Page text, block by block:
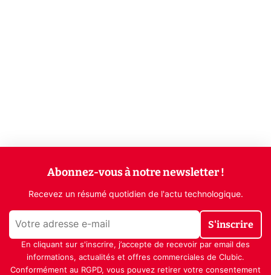
Abonnez-vous à notre newsletter !
Recevez un résumé quotidien de l'actu technologique.
S'inscrire
En cliquant sur s'inscrire, j’accepte de recevoir par email des
informations, actualités et offres commerciales de Clubic.
Conformément au RGPD, vous pouvez retirer votre consentement